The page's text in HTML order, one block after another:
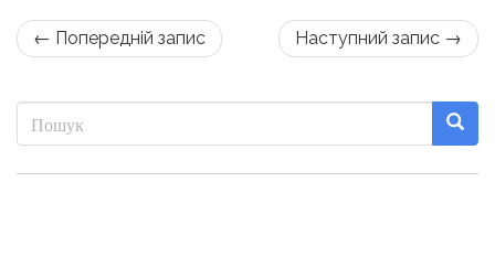
← Попередній запис Наступний запис →